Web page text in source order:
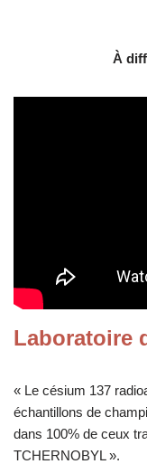
À
Laboratoire
« Le césium 137
échantillons de
dans 100% de ceux
TCHERNOBYL ».